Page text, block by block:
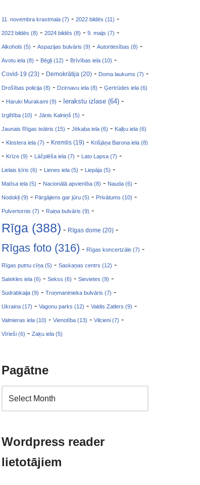
11. novembra krastmala (7) - 2022 bildēs (11) -
2023 bildēs (8) - 2024 bildēs (8) - 9. maijs (7) -
Alkohols (5) - Aspazijas bulvāris (9) - Autortiesības (8) -
Avotu iela (8) - Bēgļi (12) - Brīvības iela (10) -
Covid-19 (23) - Demokrātija (20) - Doma laukums (7) -
Drošības policija (8) - Dzirnavu iela (8) - Ģertrūdes iela (6)
- Haruki Murakami (9) - Ierakstu izlase (64) -
Izglītība (10) - Jānis Kalniņš (5) -
Jaunais Rīgas teātris (15) - Jēkaba iela (6) - Kaļķu iela (6)
- Klostera iela (7) - Kremlis (19) - Krišjāņa Barona iela (8)
- Krīze (9) - Lāčplēša iela (7) - Lato Lapsa (7) -
Lielais ķīris (6) - Lienes iela (5) - Liepāja (5) -
Matīsa iela (5) - Nacionālā apvienība (8) - Nauda (6) -
Nodokļi (9) - Pārgājiens gar jūru (5) - Privātums (10) -
Pulvertornis (7) - Raiņa bulvāris (9) -
Rīga (388) - Rīgas dome (20) -
Rīgas foto (316) - Rīgas koncertzāle (7) -
Rīgas putnu cīņa (5) - Saskaņas centrs (12) -
Satekles iela (6) - Sekss (6) - Sievietes (9) -
Sudrabkaija (9) - Troņmantnieka bulvāris (7) -
Ukraina (17) - Vagonu parks (12) - Valdis Zatlers (9) -
Valmieras iela (10) - Vienotība (13) - Vilcieni (7) -
Vīrieši (6) - Zaķu iela (5)
Pagātne
Wordpress reader
lietotājiem